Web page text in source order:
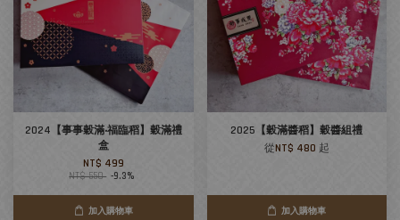
2024【事事穀滿‧福臨稻】穀滿禮
盒
NT$ 499
NT$ 550 -9.3%
加入購物車
2025【穀滿醬稻】穀醬組禮
從NT$ 480 起
加入購物車